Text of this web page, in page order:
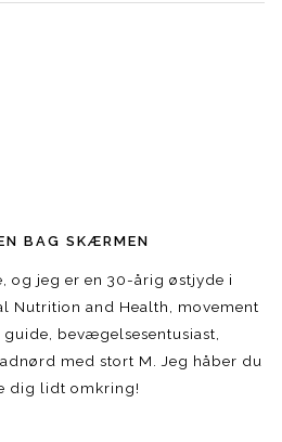
BAG SKÆRMEN
og jeg er en 30-årig østjyde i
Nutrition and Health, movement
bevægelsesentusiast,
med stort M. Jeg håber du
dig lidt omkring!